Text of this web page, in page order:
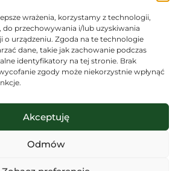
wrażenia, korzystamy z technologii,
do przechowywania i/lub uzyskiwania
o urządzeniu. Zgoda na te technologie
dane, takie jak zachowanie podczas
identyfikatory na tej stronie. Brak
zgody może niekorzystnie wpłynąć
Akceptuję
Odmów
Sygnaliści
Kopalnie Porfiru i Diabazu – Grupa